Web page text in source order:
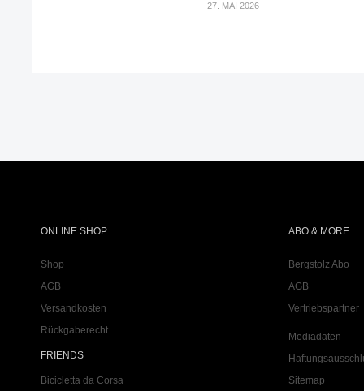
27. MAI 2026
ONLINE SHOP
Shop
AGB
Versandkosten
Rückgaberecht
FRIENDS
Bicicletta da Corsa
ABO & MORE
Bergstolz Abo
AGB
Vertriebspartner
Mediadaten
Sitemap